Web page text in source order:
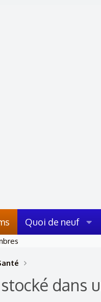
Quoi de neuf
dans